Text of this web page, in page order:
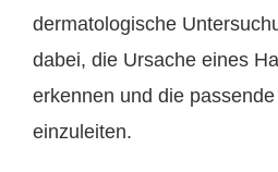
dermatologische
dabei, die Ursache eines
erkennen und die
einzuleiten.